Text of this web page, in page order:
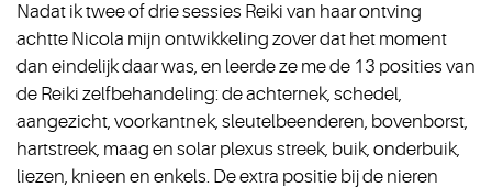
Nadat ik twee of drie sessies Reiki van haar ontving
achtte Nicola mijn ontwikkeling zover dat het moment
dan eindelijk daar was, en leerde ze me de 13 posities van
de Reiki zelfbehandeling: de achternek, schedel,
aangezicht, voorkantnek, sleutelbeenderen, bovenborst,
hartstreek, maag en solar plexus streek, buik, onderbuik,
liezen, knieen en enkels. De extra positie bij de nieren